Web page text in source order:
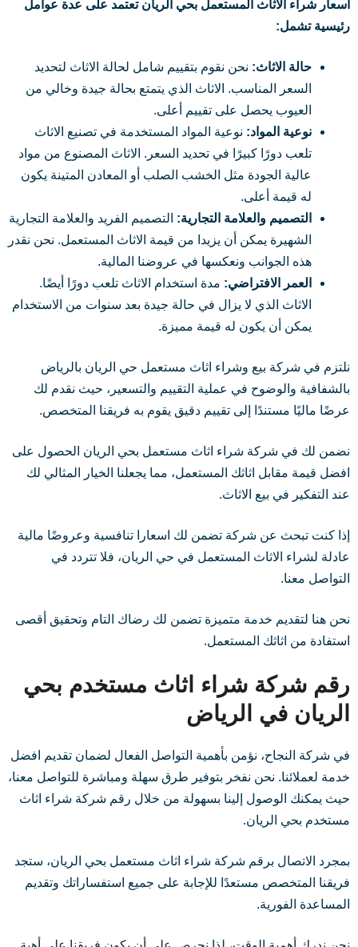
اسعار شراء الأثاث المستعمل بحي الريان تعتمد على عدة عوامل
رئيسية تشمل:
حالة الاثاث:نحن نقوم بتقييم شامل لحالة الاثاث لتحديد
السعر المناسب. الاثاث الذي يتمتع بحالة جيدة وخالي من
العيوب يحصل على تقييم أعلى.
نوعية المواد:نوعية المواد المستخدمة في تصنيع الاثاث
تلعب دورًا كبيرًا في تحديد السعر. الاثاث المصنوع من مواد
عالية الجودة مثل الخشب الصلب أو المعادن المتينة يكون
له قيمة أعلى.
التصميم والعلامة التجارية:التصميم الفريد والعلامة التجارية
الشهيرة يمكن أن يزيدا من قيمة الاثاث المستعمل. نحن نقدر
هذه الجوانب ونعكسها في عروضنا المالية.
العمر الافتراضي:مدة استخدام الاثاث تلعب دورًا أيضًا.
الاثاث الذي لا يزال في حالة جيدة بعد سنوات من الاستخدام
يمكن أن يكون له قيمة مميزة.
نلتزم في شركة بيع وشراء اثاث مستعمل حي الريان بالرياض
بالشفافية والوضوح في عملية التقييم والتسعير، حيث نقدم لك
عرضًا ماليًا مستندًا إلى تقييم دقيق يقوم به فريقنا المتخصص.
نضمن لك في شركة شراء اثاث مستعمل بحي الريان الحصول على
افضل قيمة مقابل اثاثك المستعمل، مما يجعلنا الخيار المثالي لك
عند التفكير في بيع الاثاث.
إذا كنت تبحث عن شركة تضمن لك اسعارا تنافسية وعروضًا مالية
عادلة لشراء الاثاث المستعمل في حي الريان، فلا تتردد في
التواصل معنا.
نحن هنا لتقديم خدمة متميزة تضمن لك رضاك التام وتحقيق أقصى
استفادة من اثاثك المستعمل.
رقم شركة شراء اثاث مستخدم بحي
الريان في الرياض
في شركة النجاح، نؤمن بأهمية التواصل الفعال لضمان تقديم افضل
خدمة لعملائنا. نحن نفخر بتوفير طرق سهلة ومباشرة للتواصل معنا،
حيث يمكنك الوصول إلينا بسهولة من خلال رقم شركة شراء اثاث
مستخدم بحي الريان.
بمجرد الاتصال برقم شركة شراء اثاث مستعمل بحي الريان، ستجد
فريقنا المتخصص مستعدًا للإجابة على جميع استفساراتك وتقديم
المساعدة الفورية.